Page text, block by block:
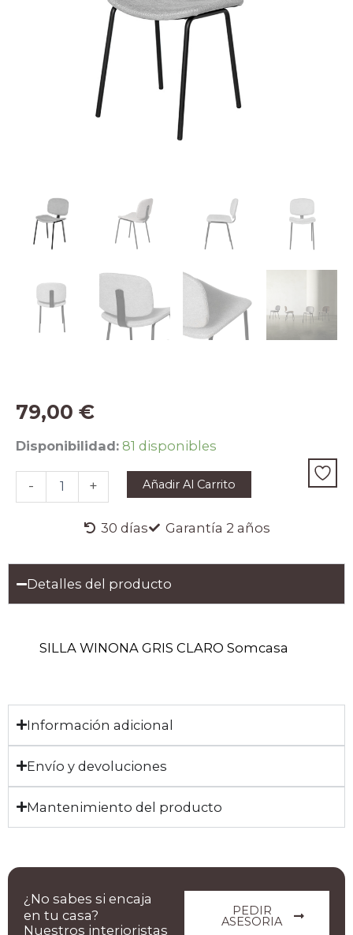
79,00 €
Disponibilidad: 81 disponibles
-
SILLA
WINONA
GRIS
CLARO
cantidad
+ Añadir Al Carrito
30 días Garantía 2 años
Detalles del producto
SILLA WINONA GRIS CLARO Somcasa
Información adicional
Envío y devoluciones
Mantenimiento del producto
PEDIR
ASESORIA
¿No sabes si encaja
en tu casa?
Nuestros interioristas